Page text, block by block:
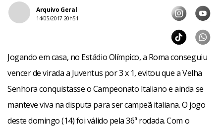
Arquivo Geral
14/05/2017 20h51
Jogando em casa, no Estádio Olímpico, a Roma conseguiu
vencer de virada a Juventus por 3 x 1, evitou que a Velha
Senhora conquistasse o Campeonato Italiano e ainda se
manteve viva na disputa para ser campeã italiana. O jogo
deste domingo (14) foi válido pela 36ª rodada. Com o